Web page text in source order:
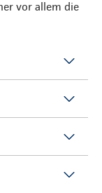
vor allem die